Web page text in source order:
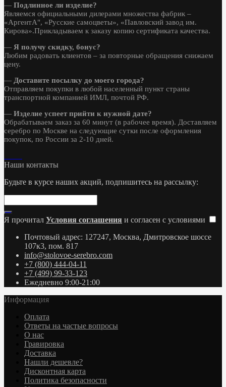
— Подлинное ли изделие?
Являемся официальными дилерами множества фабрик –
«АргентА", «Русские самоцветы», «Павловский завод им.
Кирова».Прикладываем к заказу копию сертификата качества.
— Я получу скидку, бонус?
Любим радовать клиентов – за повторные обращения снижаем
цену.
— Доставите посылку до моего города?
Отправляем покупки в любой населенный пункт страны
транспортной компанией ИМЛ, почтой РФ.
— Изделие успеет прийти к нужной дате?
Обрабатываем заказ за 60 минут (в рабочее время). Доставляем
серебро по Москве на следующие сутки после оформления
покупок, по России за 2-10 дней.
Наши контакты
Будьте в курсе наших акций, подпишитесь на рассылку:
Я прочитал Условия соглашения и согласен с условиями
Почтовый адрес: 127247, Москва, Дмитровское шоссе
107к3, пом. 817
info@stolovoe-serebro.com
+7 (800) 444-04-11
+7 (499) 99-33-123
Ежедневно 9:00-21:00
Информация
Оплата
Ответы на частые вопросы
О нас
Гравировка
Доставка
Нашли дешевле?
Дисконтная карта
Политика безопасности